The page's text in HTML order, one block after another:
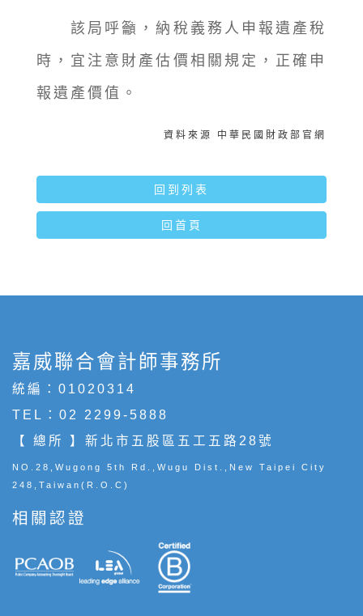
該局呼籲，納稅義務人申報遺產稅
時，宜注意財產估價相關規定，正確申
報遺產價值。
資料來源 中華民國財政部官網
回到列表
回首頁
嘉威聯合會計師事務所
統編：01020314
TEL： 02 2299-5888
【 總所 】新北市五股區五工五路28號
NO.28,Wugong 5th Rd.,Wugu Dist.,New Taipei City
248,Taiwan(R.O.C)
相關認證